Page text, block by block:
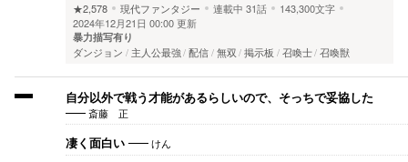
★2,578
現代ファンタジー 連載中 31話
143,300文字
2024年12月21日 00:00 更新
暴力描写有り
ダンジョン 主人公最強 配信 無双 掲示板 召喚士 召喚獣
自分以外で戦う才能があるらしいので、そっちで妥協した
斎藤 正
凄く面白い けん